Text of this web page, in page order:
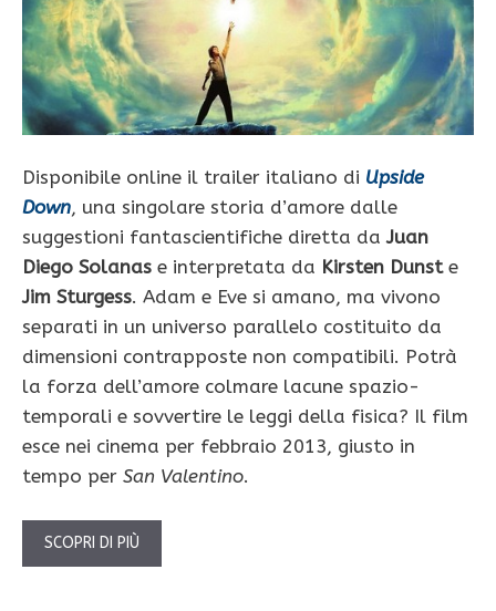
Disponibile online il trailer italiano di Upside
Down, una singolare storia d’amore dalle
suggestioni fantascientifiche diretta daJuan
Diego Solanas e interpretata da Kirsten Dunste
Jim Sturgess. Adam e Eve si amano, ma vivono
separati in un universo parallelo costituito da
dimensioni contrapposte non compatibili. Potrà
la forza dell’amore colmare lacune spazio-
temporali e sovvertire le leggi della fisica? Il film
esce nei cinema per febbraio 2013, giusto in
tempo per San Valentino.
SCOPRI DI PIÙ